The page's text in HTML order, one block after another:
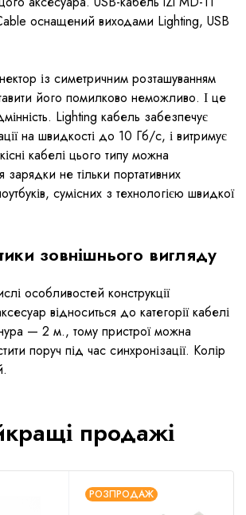
оснащений виходами Lighting, USB
із симетричним розташуванням
його помилково неможливо. І це
Lighting кабель забезпечує
на швидкості до 10 Гб/с, і витримує
кабелі цього типу можна
зарядки не тільки портативних
сумісних з технологією швидкої
зовнішнього вигляду
особливостей конструкції
відноситься до категорії кабелі
— 2 м., тому пристрої можна
поруч під час синхронізації. Колір
продажі
РОЗПРОДАЖ